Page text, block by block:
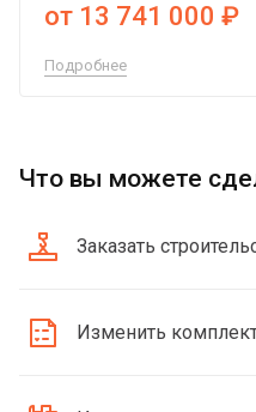
от 13 741 000 ₽
Подробнее
Что вы можете
Заказать
Изменить